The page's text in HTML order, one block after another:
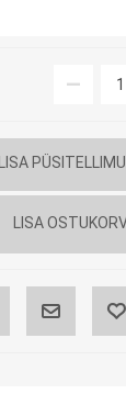
LISA
LISA